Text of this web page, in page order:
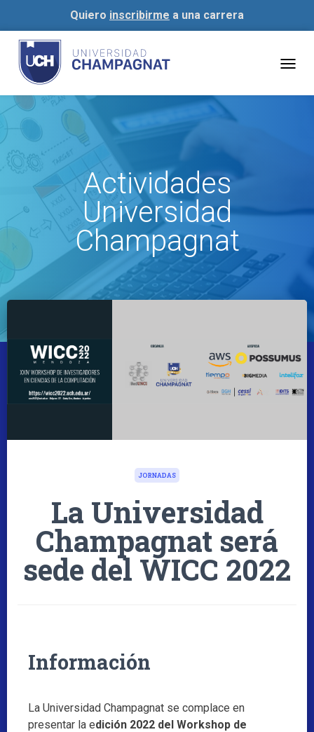
Quiero inscribirme a una carrera
Actividades
Universidad
Champagnat
JORNADAS
La Universidad
Champagnat será
sede del WICC 2022
Información
La Universidad Champagnat se complace en
presentar la edición 2022 del Workshop de